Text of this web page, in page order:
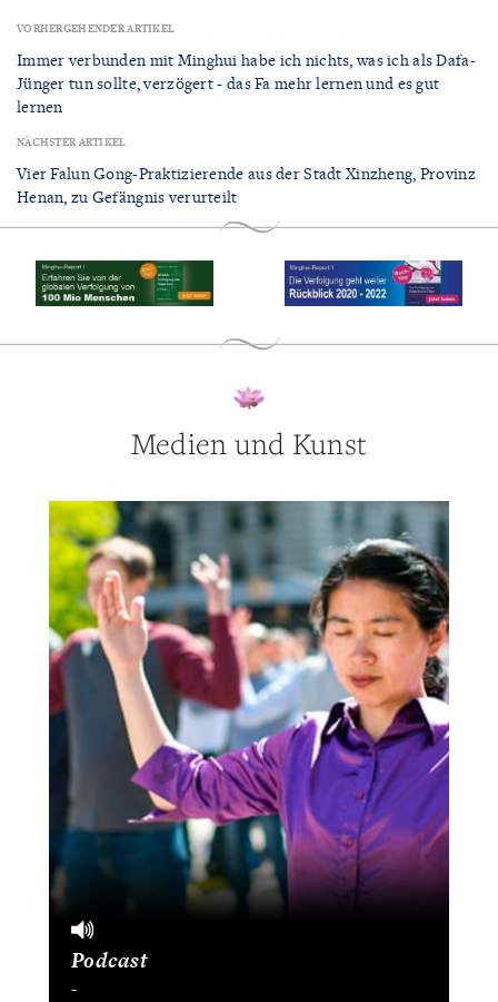
VORHERGEHENDER ARTIKEL
Immer verbunden mit Minghui habe ich nichts, was ich als Dafa-
Jünger tun sollte, verzögert - das Fa mehr lernen und es gut
lernen
NÄCHSTER ARTIKEL
Vier Falun Gong-Praktizierende aus der Stadt Xinzheng, Provinz
Henan, zu Gefängnis verurteilt
Medien und Kunst
Podcast
-